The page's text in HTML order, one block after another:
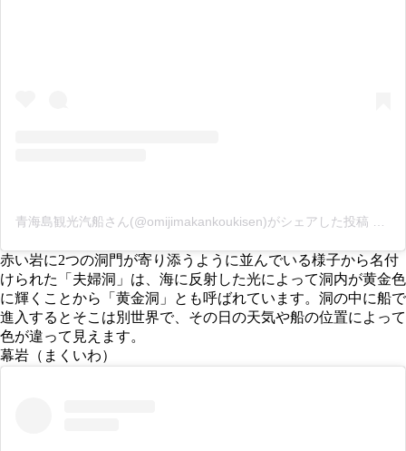
青海島観光汽船さん(@omijimakankoukisen)がシェアした投稿
赤い岩に2つの洞門が寄り添うように並んでいる様子から名付
けられた「夫婦洞」は、海に反射した光によって洞内が黄金色
に輝くことから「黄金洞」とも呼ばれています。洞の中に船で
進入するとそこは別世界で、その日の天気や船の位置によって
色が違って見えます。
幕岩（まくいわ）